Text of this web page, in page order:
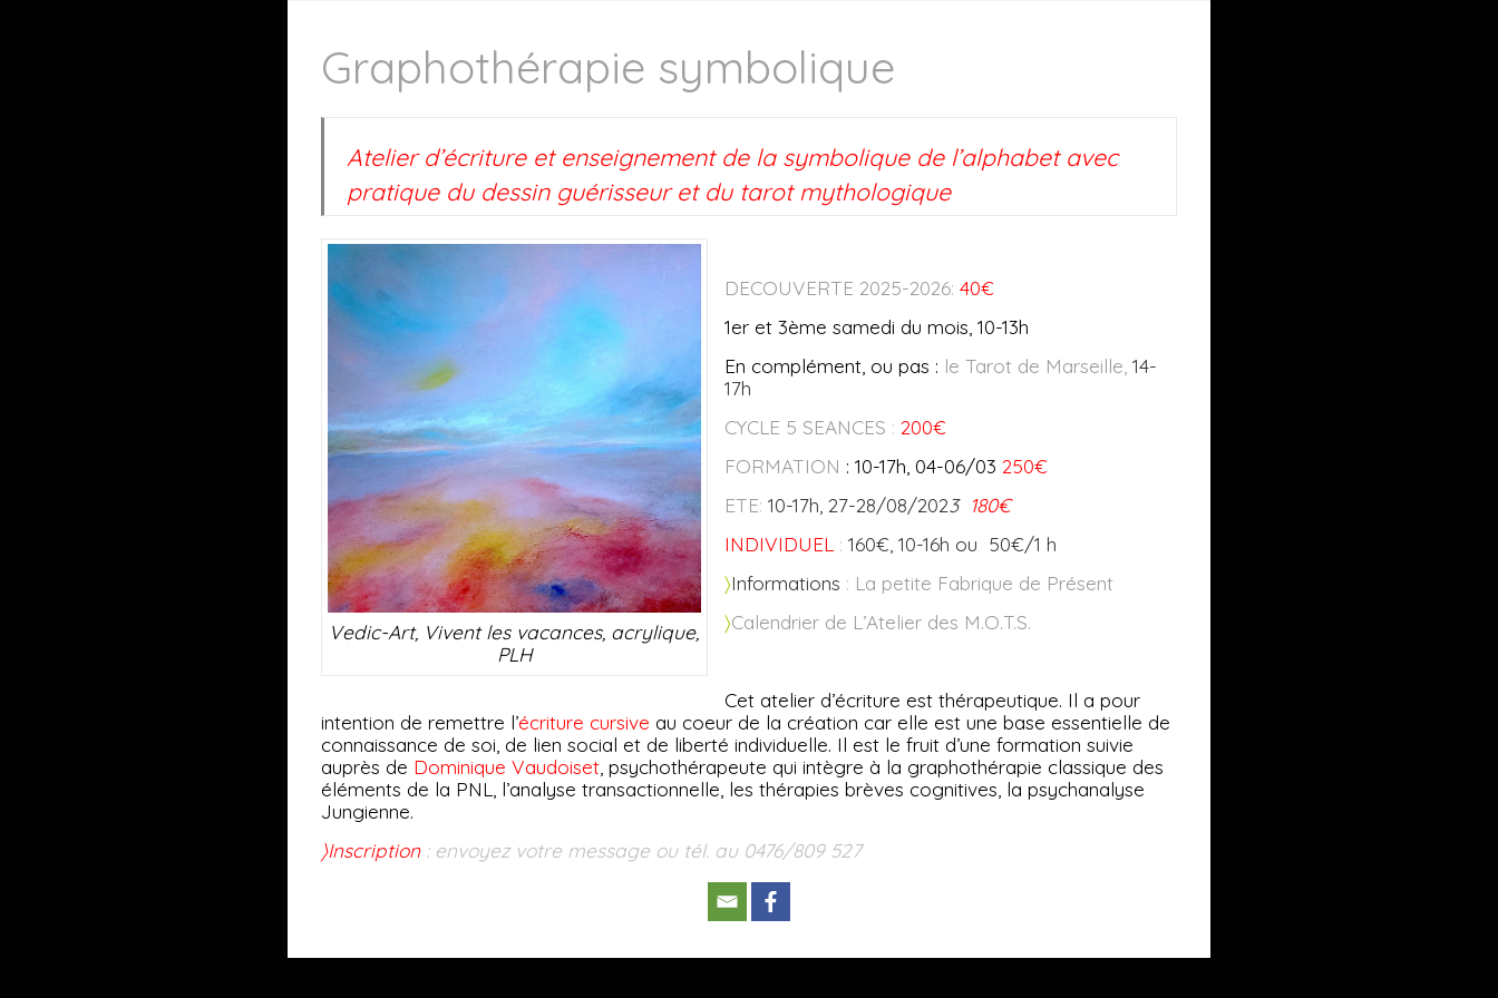
Graphothérapie symbolique
Atelier d’écriture et enseignement de la symbolique de l’alphabet avec
pratique du dessin guérisseur et du tarot mythologique
Vedic-Art, Vivent les vacances, acrylique,
PLH
DECOUVERTE 2025-2026: 40€
1er et 3ème samedi du mois, 10-13h
En complément, ou pas : le Tarot de Marseille, 14-
17h
CYCLE 5 SEANCES : 200€
FORMATION : 10-17h, 04-06/03 250€
ETE: 10-17h, 27-28/08/2023
180€
INDIVIDUEL : 160€, 10-16h ou 50€/1 h
〉Informations : La petite Fabrique de Présent
〉Calendrier de L’Atelier des M.O.T.S.
Cet atelier d’écriture est thérapeutique. Il a pour
intention de remettre l’écriture cursive au coeur de la création car elle est une base essentielle de
connaissance de soi, de lien social et de liberté individuelle. Il est le fruit d’une formation suivie
auprès de Dominique Vaudoiset, psychothérapeute qui intègre à la graphothérapie classique des
éléments de la PNL, l’analyse transactionnelle, les thérapies brèves cognitives, la psychanalyse
Jungienne.
〉Inscription: envoyez votre message ou tél. au 0476/809 527